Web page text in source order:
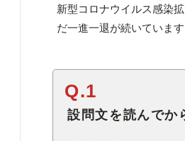
新型コロナウイルス感染
だ一進一退が続いていま
Q.1
設問文を読んでか